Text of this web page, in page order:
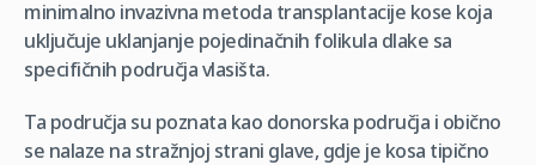
minimalno invazivna metoda transplantacije kose koja
uključuje uklanjanje pojedinačnih folikula dlake sa
specifičnih područja vlasišta.
Ta područja su poznata kao donorska područja i obično
se nalaze na stražnjoj strani glave, gdje je kosa tipično